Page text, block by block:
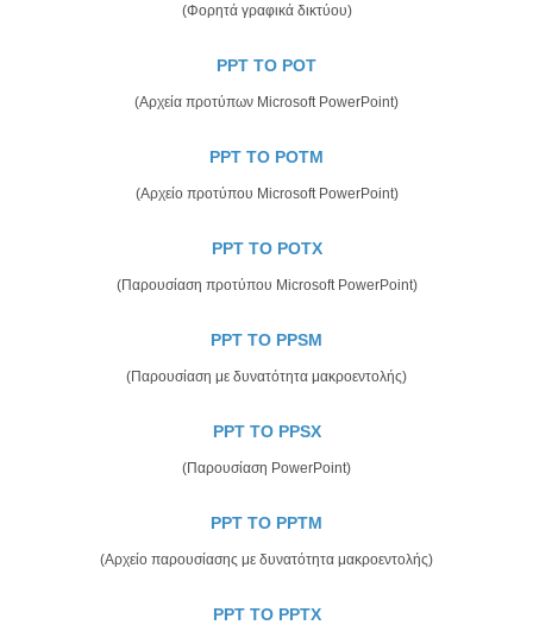
(Φορητά γραφικά δικτύου)
PPT TO POT
(Αρχεία προτύπων Microsoft PowerPoint)
PPT TO POTM
(Αρχείο προτύπου Microsoft PowerPoint)
PPT TO POTX
(Παρουσίαση προτύπου Microsoft PowerPoint)
PPT TO PPSM
(Παρουσίαση με δυνατότητα μακροεντολής)
PPT TO PPSX
(Παρουσίαση PowerPoint)
PPT TO PPTM
(Αρχείο παρουσίασης με δυνατότητα μακροεντολής)
PPT TO PPTX